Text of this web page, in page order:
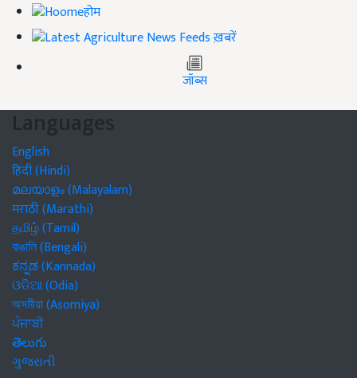
होम
ख़बरें
जॉब्स
Languages
English
हिंदी (Hindi)
മലയാളം (Malayalam)
मराठी (Marathi)
தமிழ் (Tamil)
বাঙালি (Bengali)
ಕನ್ನಡ (Kannada)
ଓଡିଆ (Odia)
অসমীয়া (Asomiya)
ਪੰਜਾਬੀ
తెలుగు
ગુજરાતી